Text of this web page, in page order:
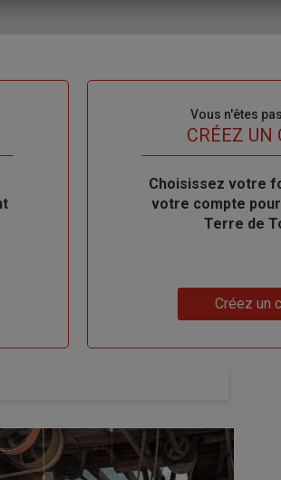
Vous n'êtes
TITRECRÉEZ UN
Body
Choisissez votre
votre compte
Terre de
Créez un